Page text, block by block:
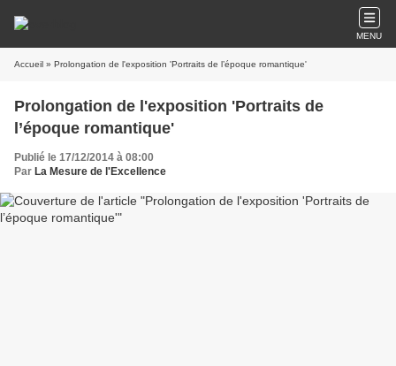
MENU
Accueil » Prolongation de l'exposition 'Portraits de l’époque romantique'
Prolongation de l'exposition 'Portraits de
l’époque romantique'
Publié le 17/12/2014 à 08:00
Par La Mesure de l'Excellence